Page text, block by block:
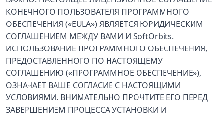
КОНЕЧНОГО ПОЛЬЗОВАТЕЛЯ ПРОГРАММНОГО
ОБЕСПЕЧЕНИЯ («EULA») ЯВЛЯЕТСЯ ЮРИДИЧЕСКИМ
СОГЛАШЕНИЕМ МЕЖДУ ВАМИ И SoftOrbits.
ИСПОЛЬЗОВАНИЕ ПРОГРАММНОГО ОБЕСПЕЧЕНИЯ,
ПРЕДОСТАВЛЕННОГО ПО НАСТОЯЩЕМУ
СОГЛАШЕНИЮ («ПРОГРАММНОЕ ОБЕСПЕЧЕНИЕ»),
ОЗНАЧАЕТ ВАШЕ СОГЛАСИЕ С НАСТОЯЩИМИ
УСЛОВИЯМИ. ВНИМАТЕЛЬНО ПРОЧТИТЕ ЕГО ПЕРЕД
ЗАВЕРШЕНИЕМ ПРОЦЕССА УСТАНОВКИ И